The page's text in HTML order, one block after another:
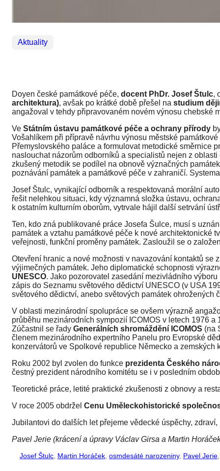
Aktuality
Doyen české památkové péče, docent PhDr. Josef Štulc,
architektura), avšak po krátké době přešel na studium
angažoval v tehdy připravovaném novém výnosu chebské
Ve Státním ústavu památkové péče a ochrany přírody
Vošahlíkem při přípravě návrhu výnosu městské
Přemyslovského paláce a formulovat metodické směrnice
naslouchat názorům odborníků a specialistů nejen z
zkušený metodik se podílel na obnově význačných
poznávání památek a památkové péče v zahraničí.
Josef Štulc, vynikající odborník a respektovaná morální
řešit nelehkou situaci, kdy významná složka ústavu,
k ostatním kulturním oborům, vytrvale hájil další setrvání
Ten, kdo zná publikované práce Josefa Šulce, musí s
památek a vztahu památkové péče k nové architektonické
veřejnosti, funkční proměny památek. Zasloužil se o
Otevření hranic a nové možnosti v navazování kontaktů
výjimečných památek. Jeho diplomatické schopnosti
UNESCO. Jako pozorovatel zasedání mezivládního
zápis do Seznamu světového dědictví UNESCO (v USA
světového dědictví, anebo světových památek ohrožených
V oblasti mezinárodní spolupráce se ovšem výrazně
průběhu mezinárodních sympozií ICOMOS v letech 1976
Zúčastnil se řady Generálních shromáždění ICOMOS (na
členem mezinárodního expertního Panelu pro Evropské
konzervátorů ve Spolkové republice Německo a
Roku 2002 byl zvolen do funkce prezidenta Českého
čestný prezident národního komitétu se i v posledním
Teoretické práce, letité praktické zkušenosti z obnovy a
V roce 2005 obdržel Cenu Uměleckohistorické
Jubilantovi do dalších let přejeme vědecké úspěchy,
Pavel Jerie (krácení a úpravy Václav Girsa a Martin
Josef Štulc Martin Horáček osmdesáté narozeniny, Pavel Jerie